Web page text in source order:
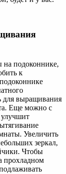
на подоконнике,
к
для выращивания
Еще можно с
Увеличить
зеркал,
Чтобы
прохладном